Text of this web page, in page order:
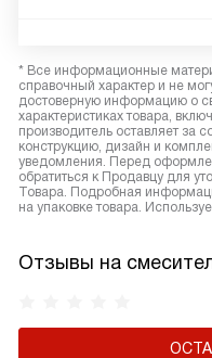
* Все информационные
справочный характер и не
достоверную информацию о
характеристиках товара,
производитель оставляет за
конструкцию, дизайн и
уведомления. Перед
обратиться к Продавцу для
Товара. Подробная
на упаковке товара.
Отзывы на